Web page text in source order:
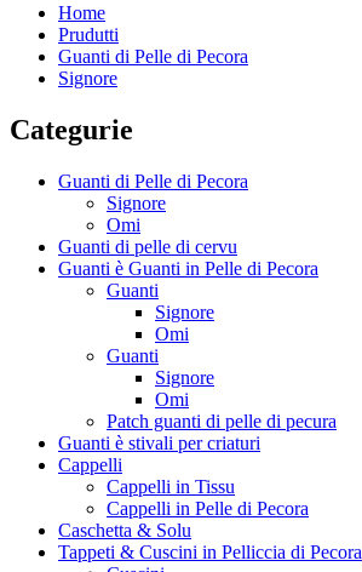
Home
Prudutti
Guanti di Pelle di Pecora
Signore
Categurie
Guanti di Pelle di Pecora
Signore
Omi
Guanti di pelle di cervu
Guanti è Guanti in Pelle di Pecora
Guanti
Signore
Omi
Guanti
Signore
Omi
Patch guanti di pelle di pecura
Guanti è stivali per criaturi
Cappelli
Cappelli in Tissu
Cappelli in Pelle di Pecora
Caschetta & Solu
Tappeti & Cuscini in Pelliccia di Pecora